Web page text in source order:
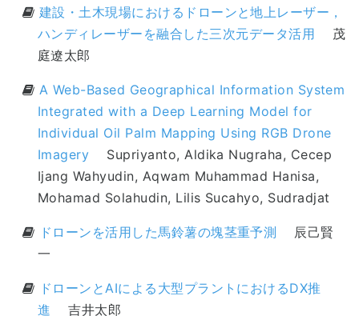
建設・⼟⽊現場におけるドローンと地上レーザー，
ハンディレーザーを融合した三次元データ活⽤ 茂
庭遼太郎
A Web-Based Geographical Information System
Integrated with a Deep Learning Model for
Individual Oil Palm Mapping Using RGB Drone
Imagery Supriyanto, Aldika Nugraha, Cecep
Ijang Wahyudin, Aqwam Muhammad Hanisa,
Mohamad Solahudin, Lilis Sucahyo, Sudradjat
ドローンを活⽤した馬鈴薯の塊茎重予測
辰己賢
一
ドローンとAIによる大型プラントにおけるDX推
進 吉井太郎